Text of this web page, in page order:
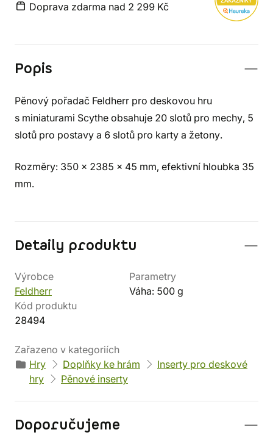
Doprava zdarma nad 2 299 Kč
Popis
Pěnový pořadač Feldherr pro deskovou hru
s miniaturami Scythe obsahuje 20 slotů pro mechy, 5
slotů pro postavy a 6 slotů pro karty a žetony.
Rozměry: 350 x 2385 x 45 mm, efektivní hloubka 35
mm.
Detaily produktu
Výrobce
Feldherr
Parametry
Váha: 500 g
Kód produktu
28494
Zařazeno v kategoriích
Hry
Doplňky ke hrám
Inserty pro deskové
hry
Pěnové inserty
Doporučujeme